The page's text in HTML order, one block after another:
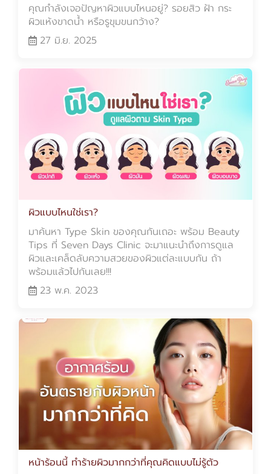
คุณกำลังเจอปัญหาผิวแบบไหนอยู่? รอยสิว ฝ้า กระ
ผิวแห้งขาดน้ำ หรือรูขุมขนกว้าง?
27 มิ.ย. 2025
ผิวแบบไหนใช่เรา?
มาค้นหา Type Skin ของคุณกันเถอะ พร้อม Beauty
Tips ที่ Seven Days Clinic จะมาแนะนำถึงการดูแล
ผิวและเคล็ดลับความสวยของผิวแต่ละแบบกัน ถ้า
พร้อมแล้วไปกันเลย!!!
23 พ.ค. 2023
หน้าร้อนนี้ ทำร้ายผิวมากกว่าที่คุณคิดแบบไม่รู้ตัว